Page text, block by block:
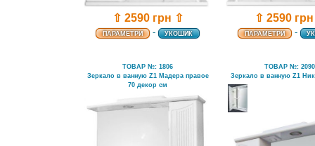
⇧ 2590 грн ⇧
ПАРАМЕТРИ - УКОШИК
⇧ 2590
ПАРАМЕТРИ -
ТОВАР №: 1806
Зеркало в ванную Z1 Мадера правое
70 декор см
ТОВАР №: 2090
Зеркало в ванную Z1